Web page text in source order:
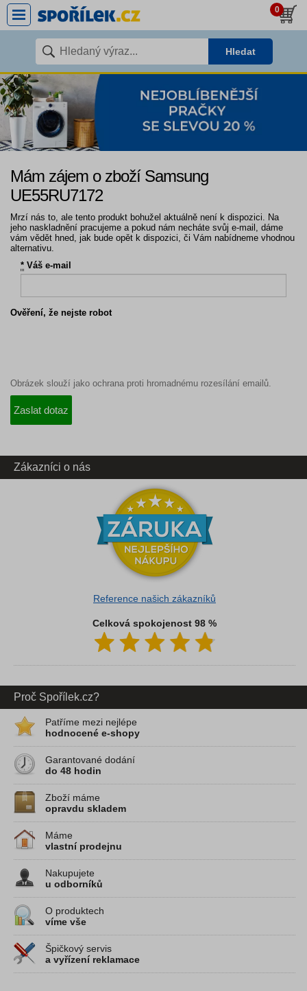
0
Hledat
Mám zájem o zboží Samsung
UE55RU7172
Mrzí nás to, ale tento produkt bohužel aktuálně není k dispozici. Na
jeho naskladnění pracujeme a pokud nám necháte svůj e-mail, dáme
vám vědět hned, jak bude opět k dispozici, či Vám nabídneme vhodnou
alternativu.
* Váš e-mail
Ověření, že nejste robot
Obrázek slouží jako ochrana proti hromadnému rozesílání emailů.
Zákazníci o nás
Reference našich zákazníků
Celková spokojenost 98 %
Proč Spořílek.cz?
Patříme mezi nejlépe
hodnocené e-shopy
Garantované dodání
do 48 hodin
Zboží máme
opravdu skladem
Máme
vlastní prodejnu
Nakupujete
u odborníků
O produktech
víme vše
Špičkový servis
a vyřízení reklamace